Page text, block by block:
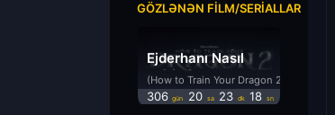
GÖZLƏNƏN FILM/SERIALLAR
Ejderhanı Nasıl
Eğitirsin 2
(How to Train Your Dragon 2)
306 gün 20 sa 23 dk 18 sn